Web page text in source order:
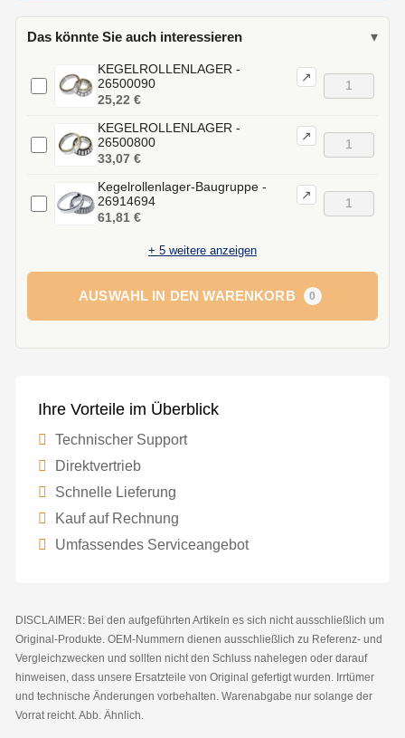
Das könnte Sie auch interessieren ▾
KEGELROLLENLAGER -
26500090
↗
25,22 €
KEGELROLLENLAGER -
26500800
↗
33,07 €
Kegelrollenlager-Baugruppe -
26914694
↗
61,81 €
+ 5 weitere anzeigen
AUSWAHL IN DEN WARENKORB 0
Ihre Vorteile im Überblick
Technischer Support
Direktvertrieb
Schnelle Lieferung
Kauf auf Rechnung
Umfassendes Serviceangebot
DISCLAIMER: Bei den aufgeführten Artikeln es sich nicht ausschließlich um
Original-Produkte. OEM-Nummern dienen ausschließlich zu Referenz- und
Vergleichzwecken und sollten nicht den Schluss nahelegen oder darauf
hinweisen, dass unsere Ersatzteile von Original gefertigt wurden. Irrtümer
und technische Änderungen vorbehalten. Warenabgabe nur solange der
Vorrat reicht. Abb. Ähnlich.